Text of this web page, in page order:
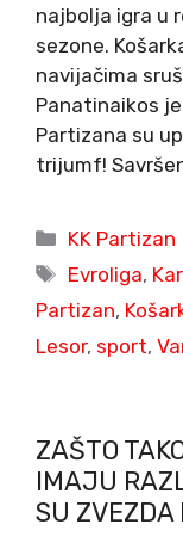
najbolja igra u
sezone.
navijačima
Panatinaikos
Partizana su
trijumf!
Categories
KK Partizan
Tags
Evroliga,
Partizan,
Lesor, sport,
ZAŠTO
IMAJU
SU